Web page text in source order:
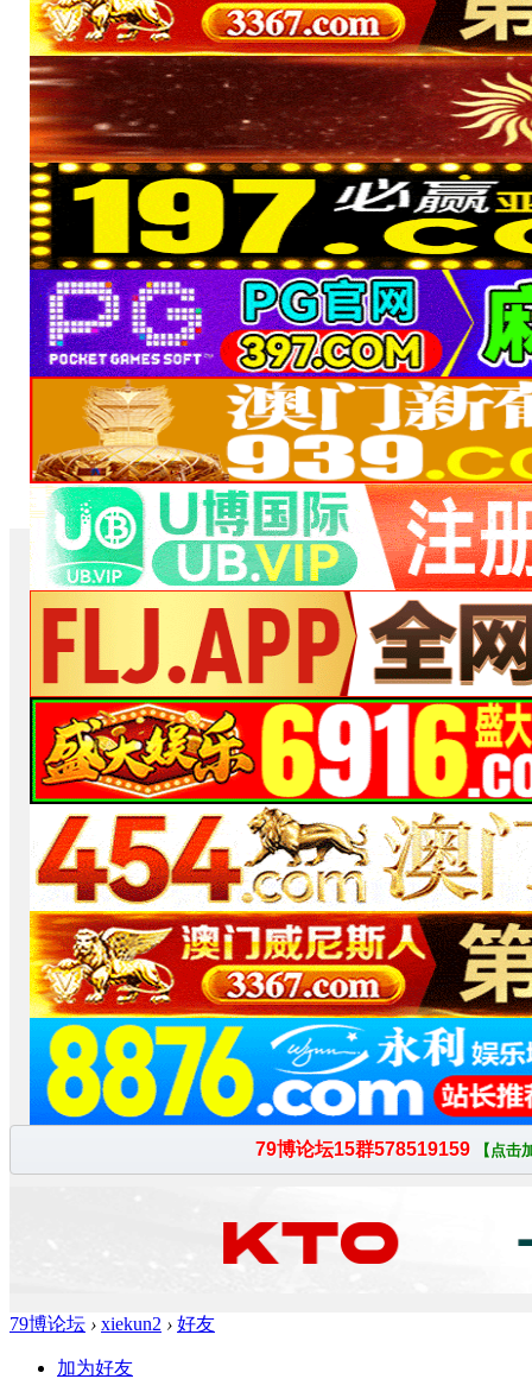
79博论坛 › xiekun2 › 好友
加为好友